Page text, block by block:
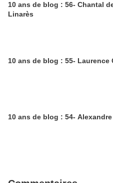
10 ans de blog : 56- Chantal
Linarès
10 ans de blog : 55- Laurence
10 ans de blog : 54-